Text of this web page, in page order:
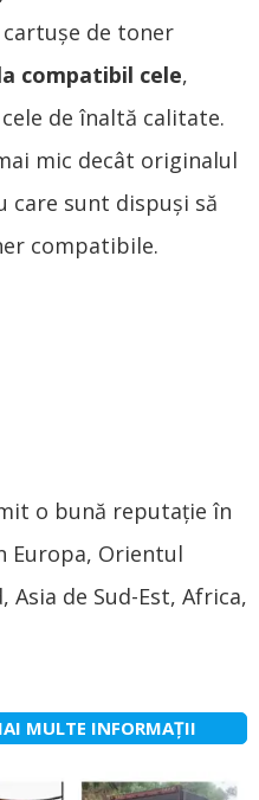
cartușe de toner
compatibil cele,
de înaltă calitate.
mic decât originalul
sunt dispuși să
compatibile.
o bună reputație în
Europa, Orientul
de Sud-Est, Africa,
MULTE INFORMAȚII